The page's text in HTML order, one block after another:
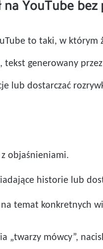
na YouTube
to taki, w
tekst generowany
lub dostarczać
objaśnieniami.
historie lub
temat konkretnych
„twarzy mówcy”,